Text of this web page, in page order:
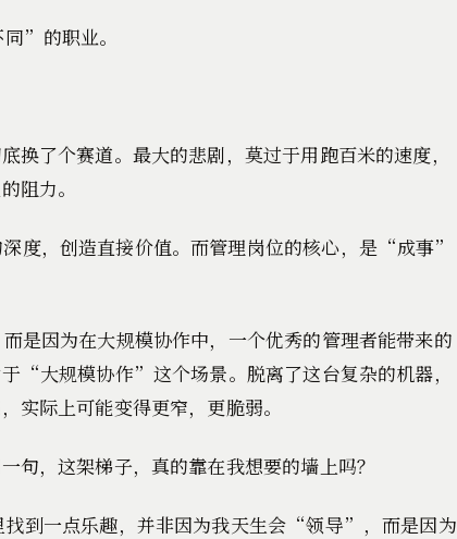
”的职业。
了个赛道。最大的悲剧，莫过于用跑百米的速度，
阻力。
，创造直接价值。而管理岗位的核心，是“成事”
因为在大规模协作中，一个优秀的管理者能带来的
“大规模协作”这个场景。脱离了这台复杂的机器，
实际上可能变得更窄，更脆弱。
句，这架梯子，真的靠在我想要的墙上吗？
到一点乐趣，并非因为我天生会“领导”，而是因为